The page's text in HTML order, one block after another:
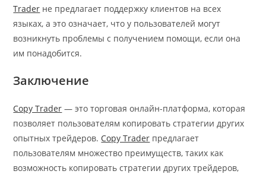
Trader не предлагает поддержку клиентов на всех
языках, а это означает, что у пользователей могут
возникнуть проблемы с получением помощи, если она
им понадобится.
Заключение
Copy Trader — это торговая онлайн-платформа, которая
позволяет пользователям копировать стратегии других
опытных трейдеров. Copy Trader предлагает
пользователям множество преимуществ, таких как
возможность копировать стратегии других трейдеров,